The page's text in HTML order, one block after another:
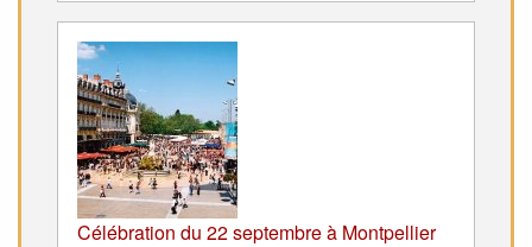
Célébration du 22 septembre à Montpellier